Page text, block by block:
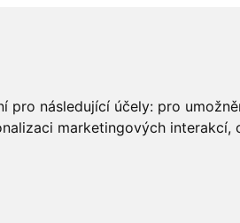
pro následující účely: pro
marketingových interakcí,